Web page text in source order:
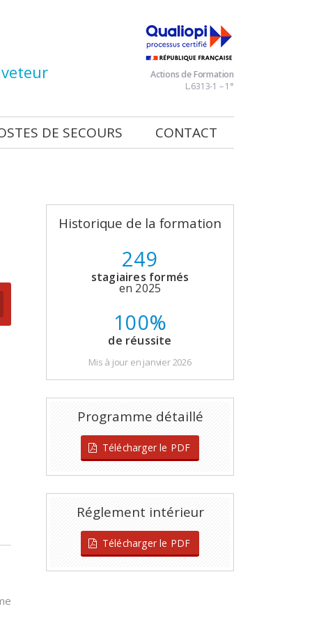
Actions de Formation
L.6313-1 – 1°
DE SECOURS CONTACT
Historique de la formation
249
stagiaires formés
en 2025
100%
de réussite
Mis à jour en janvier 2026
Programme détaillé
Télécharger le PDF
Réglement intérieur
Télécharger le PDF